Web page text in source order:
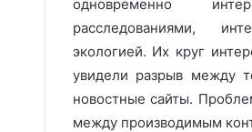
одновременно
расследованиями,
экологией. Их круг
увидели разрыв между
новостные сайты.
между производимым